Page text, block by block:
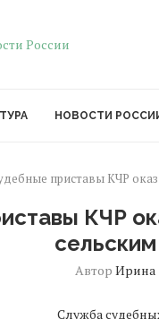
НОВОСТИ
приставы КЧР
КЧР
Автор Ирина
Служба